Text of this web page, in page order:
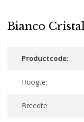
Bianco
Productcode:
Hoogte:
Breedte: